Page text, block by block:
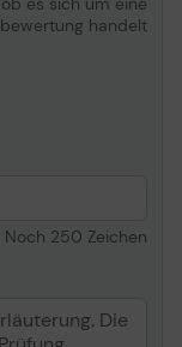
handelt
Noch 250 Zeichen